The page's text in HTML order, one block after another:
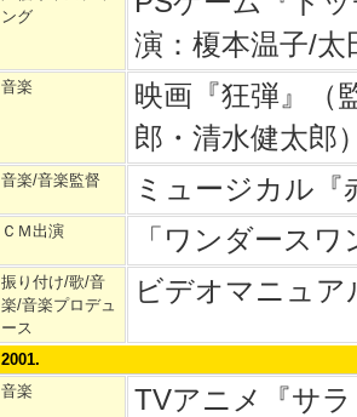
ング
演：榎本温子/太
音楽
映画『狂弾』（
郎・清水健太郎
音楽/音楽監督 ミュージカル『
ＣＭ出演 「ワンダース
振り付け/歌/音
楽/音楽プロデュ
ース
ビデオマニュア
2001.
音楽
TVアニメ『サ